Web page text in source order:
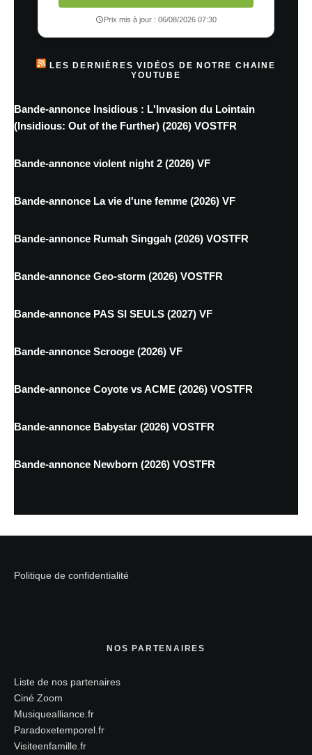
Prix mis à jour : 06/08/2026 07:30
LES DERNIÈRES VIDÉOS DE NOTRE CHAINE
YOUTUBE
Bande-annonce Insidious : L'Invasion du Lointain
(Insidious: Out of the Further) (2026) VOSTFR
Bande-annonce violent night 2 (2026) VF
Bande-annonce La vie d'une femme (2026) VF
Bande-annonce Rumah Singgah (2026) VOSTFR
Bande-annonce Geo-storm (2026) VOSTFR
Bande-annonce PAS SI SEULS (2027) VF
Bande-annonce Scrooge (2026) VF
Bande-annonce Coyote vs ACME (2026) VOSTFR
Bande-annonce Babystar (2026) VOSTFR
Bande-annonce Newborn (2026) VOSTFR
Politique de confidentialité
NOS PARTENAIRES
Liste de nos partenaires
Ciné Zoom
Musiquealliance.fr
Paradoxetemporel.fr
Visiteenfamille.fr